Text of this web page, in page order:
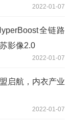
2022-01-07
全链路
影像2.0
2022-01-07
启航，内衣产业
2022-01-07